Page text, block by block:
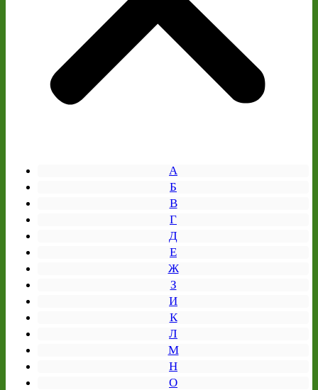
А
Б
В
Г
Д
Е
Ж
З
И
К
Л
М
Н
О